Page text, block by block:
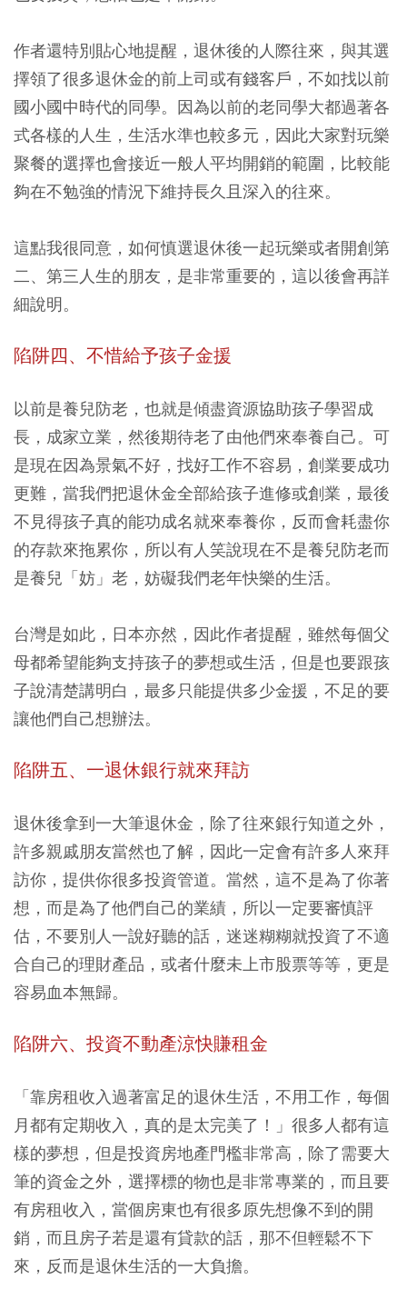
作者還特別貼心地提醒，退休後的人際往來，與其選
擇領了很多退休金的前上司或有錢客戶，不如找以前
國小國中時代的同學。因為以前的老同學大都過著各
式各樣的人生，生活水準也較多元，因此大家對玩樂
聚餐的選擇也會接近一般人平均開銷的範圍，比較能
夠在不勉強的情況下維持長久且深入的往來。
這點我很同意，如何慎選退休後一起玩樂或者開創第
二、第三人生的朋友，是非常重要的，這以後會再詳
細說明。
陷阱四、不惜給予孩子金援
以前是養兒防老，也就是傾盡資源協助孩子學習成
長，成家立業，然後期待老了由他們來奉養自己。可
是現在因為景氣不好，找好工作不容易，創業要成功
更難，當我們把退休金全部給孩子進修或創業，最後
不見得孩子真的能功成名就來奉養你，反而會耗盡你
的存款來拖累你，所以有人笑說現在不是養兒防老而
是養兒「妨」老，妨礙我們老年快樂的生活。
台灣是如此，日本亦然，因此作者提醒，雖然每個父
母都希望能夠支持孩子的夢想或生活，但是也要跟孩
子說清楚講明白，最多只能提供多少金援，不足的要
讓他們自己想辦法。
陷阱五、一退休銀行就來拜訪
退休後拿到一大筆退休金，除了往來銀行知道之外，
許多親戚朋友當然也了解，因此一定會有許多人來拜
訪你，提供你很多投資管道。當然，這不是為了你著
想，而是為了他們自己的業績，所以一定要審慎評
估，不要別人一說好聽的話，迷迷糊糊就投資了不適
合自己的理財產品，或者什麼未上市股票等等，更是
容易血本無歸。
陷阱六、投資不動產涼快賺租金
「靠房租收入過著富足的退休生活，不用工作，每個
月都有定期收入，真的是太完美了！」很多人都有這
樣的夢想，但是投資房地產門檻非常高，除了需要大
筆的資金之外，選擇標的物也是非常專業的，而且要
有房租收入，當個房東也有很多原先想像不到的開
銷，而且房子若是還有貸款的話，那不但輕鬆不下
來，反而是退休生活的一大負擔。